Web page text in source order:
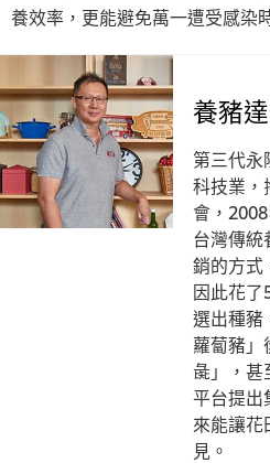
養效率，更能避免萬一遭受感染
養豬
第三代永
科技業，
會，
台灣傳統
銷的方式
因此花了
選出種豬
蘿蔔豬」
彘」，甚
平台提出
來能讓花
見。